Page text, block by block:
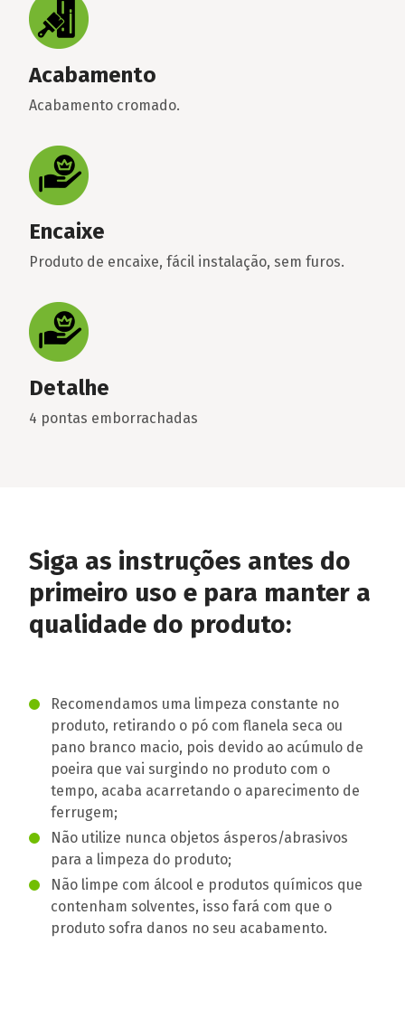
Acabamento
Acabamento cromado.
Encaixe
Produto de encaixe, fácil instalação, sem furos.
Detalhe
4 pontas emborrachadas
Siga as instruções antes do
primeiro uso e para manter a
qualidade do produto:
Recomendamos uma limpeza constante no
produto, retirando o pó com flanela seca ou
pano branco macio, pois devido ao acúmulo de
poeira que vai surgindo no produto com o
tempo, acaba acarretando o aparecimento de
ferrugem;
Não utilize nunca objetos ásperos/abrasivos
para a limpeza do produto;
Não limpe com álcool e produtos químicos que
contenham solventes, isso fará com que o
produto sofra danos no seu acabamento.